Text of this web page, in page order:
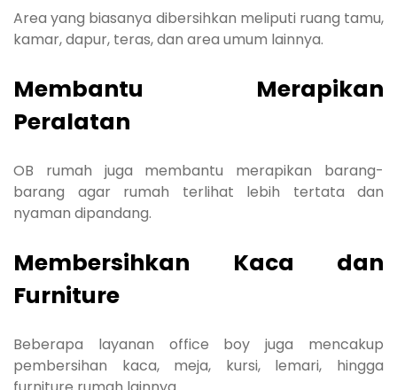
Area yang biasanya dibersihkan meliputi ruang tamu,
kamar, dapur, teras, dan area umum lainnya.
Membantu Merapikan
Peralatan
OB rumah juga membantu merapikan barang-
barang agar rumah terlihat lebih tertata dan
nyaman dipandang.
Membersihkan Kaca dan
Furniture
Beberapa layanan office boy juga mencakup
pembersihan kaca, meja, kursi, lemari, hingga